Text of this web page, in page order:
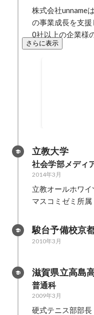
株式会社unname
の事業成長を支
0社以上の企業様
さらに表示
立教大学
社会学部メディ
2014年3月
立教オールホワイ
マスコミゼミ所属
駿台予備校京
2010年3月
滋賀県立高島
普通科
2009年3月
硬式テニス部部長